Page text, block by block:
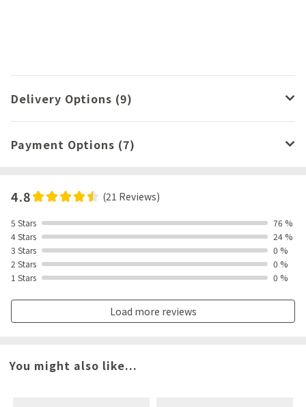
Delivery Options (9)
Payment Options (7)
4.8 (21 Reviews)
5 Stars
76 %
4 Stars
24 %
3 Stars
0 %
2 Stars
0 %
1 Stars
0 %
Load more reviews
You might also like...